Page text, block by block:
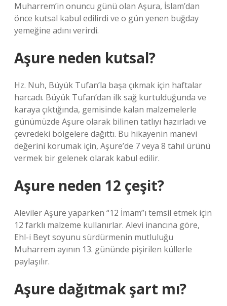
Muharrem’in onuncu günü olan Aşura, İslam’dan
önce kutsal kabul edilirdi ve o gün yenen buğday
yemeğine adını verirdi.
Aşure neden kutsal?
Hz. Nuh, Büyük Tufan’la başa çıkmak için haftalar
harcadı. Büyük Tufan’dan ilk sağ kurtulduğunda ve
karaya çıktığında, gemisinde kalan malzemelerle
günümüzde Aşure olarak bilinen tatlıyı hazırladı ve
çevredeki bölgelere dağıttı. Bu hikayenin manevi
değerini korumak için, Aşure’de 7 veya 8 tahıl ürünü
vermek bir gelenek olarak kabul edilir.
Aşure neden 12 çeşit?
Aleviler Aşure yaparken “12 İmam”ı temsil etmek için
12 farklı malzeme kullanırlar. Alevi inancına göre,
Ehl-i Beyt soyunu sürdürmenin mutluluğu
Muharrem ayının 13. gününde pişirilen küllerle
paylaşılır.
Aşure dağıtmak şart mı?